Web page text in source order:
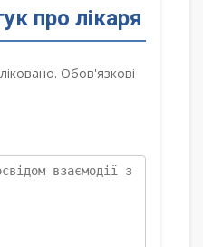
про лікаря
Обов'язкові